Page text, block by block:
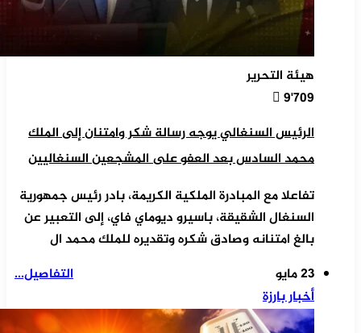
هيئة التحرير
9٬709
الرئيس السنغالي يوجه رسالة شكر وامتنان إلى الملك
محمد السادس بعد العفو على المشجعين السنغاليين
تفاعلا مع المبادرة الملكية الكريمة، بادر رئيس جمهورية
السنغال الشقيقة، باسيرو ديوماي فاي، إلى التعبير عن
بالغ امتنانه وصادق شكره وتقديره للملك محمد ال
التفاصيل...
23 مايو
أخبار بارزة